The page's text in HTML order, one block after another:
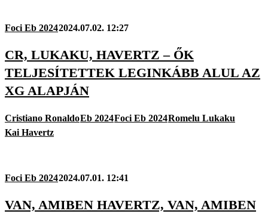
Foci Eb 20242024.07.02. 12:27
CR, LUKAKU, HAVERTZ – ŐK
TELJESÍTETTEK LEGINKÁBB ALUL AZ
XG ALAPJÁN
Cristiano RonaldoEb 2024Foci Eb 2024Romelu Lukaku
Kai Havertz
Foci Eb 20242024.07.01. 12:41
VAN, AMIBEN HAVERTZ, VAN, AMIBEN